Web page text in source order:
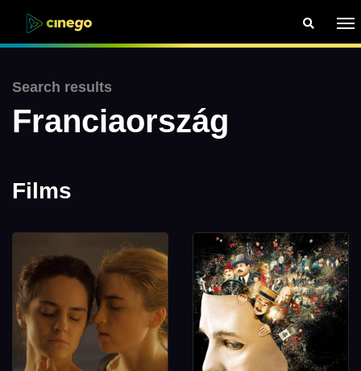
Search results
Franciaország
Films